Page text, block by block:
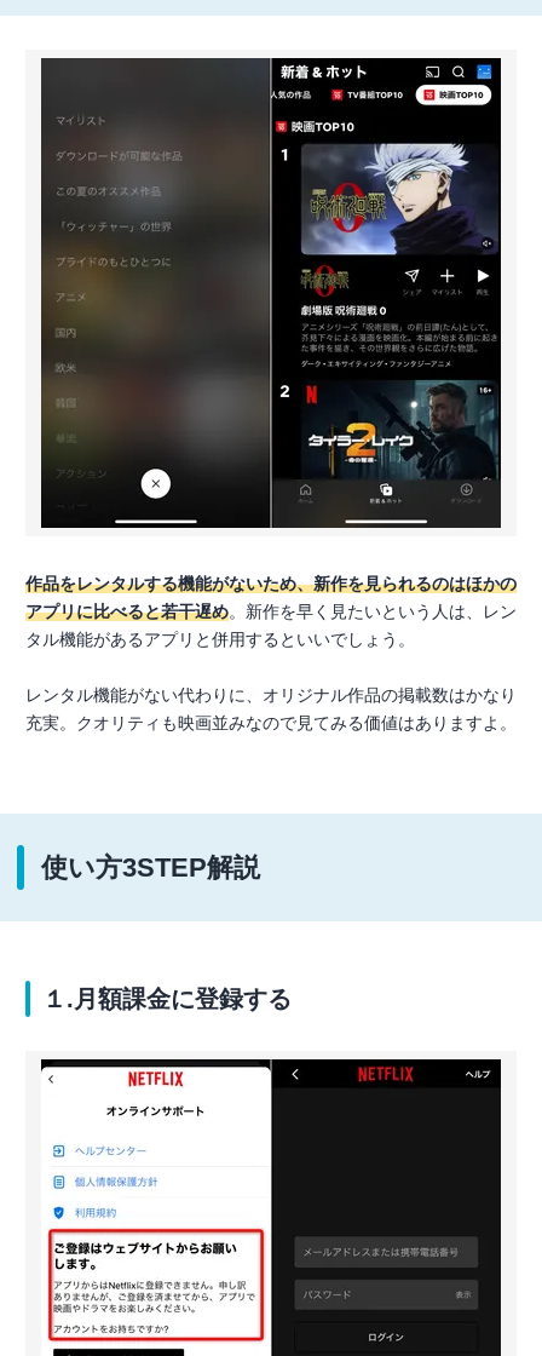
作品をレンタルする機能がないため、新作を見られるのはほかの
アプリに比べると若干遅め。新作を早く見たいという人は、レン
タル機能があるアプリと併用するといいでしょう。
レンタル機能がない代わりに、オリジナル作品の掲載数はかなり
充実。クオリティも映画並みなので見てみる価値はありますよ。
使い方3STEP解説
１.月額課金に登録する